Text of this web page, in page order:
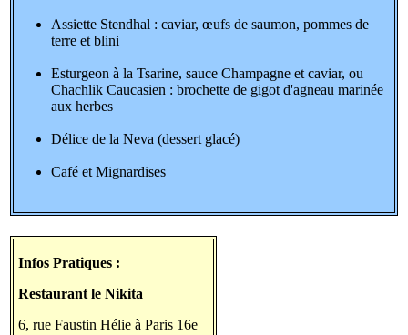
Assiette Stendhal : caviar, œufs de saumon, pommes de
terre et blini
Esturgeon à la Tsarine, sauce Champagne et caviar, ou
Chachlik Caucasien : brochette de gigot d'agneau marinée
aux herbes
Délice de la Neva (dessert glacé)
Café et Mignardises
Infos Pratiques :
Restaurant le Nikita
6, rue Faustin Hélie à Paris 16e